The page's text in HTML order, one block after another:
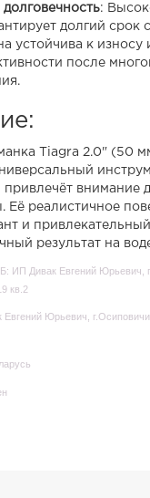
долговечность:
долгий срок
устойчива к износу
после
Tiagra 2.0" (50
внимание
реалистичное
и
результат на
ИП Дивак Евгений Юрьевич,
кв.2
Юрьевич,